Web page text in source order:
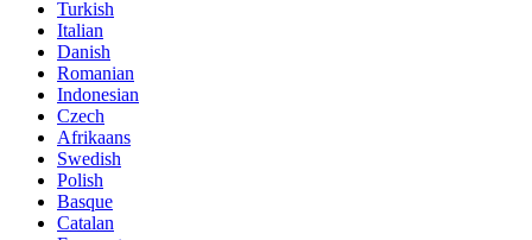
Turkish
Italian
Danish
Romanian
Indonesian
Czech
Afrikaans
Swedish
Polish
Basque
Catalan